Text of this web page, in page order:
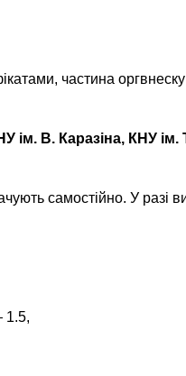
частина оргвнеску
ім. В. Каразіна, КНУ ім.
самостійно. У разі
1.5,